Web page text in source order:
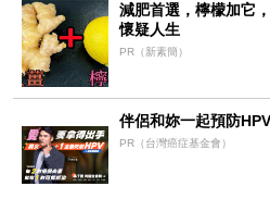
減肥首選，檸檬加它
懷疑人生
PR（新素簡）
伴侶和妳一起預防
PR（台灣癌症基金會）